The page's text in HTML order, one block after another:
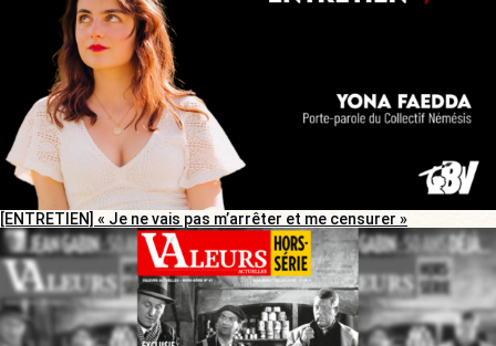
[ENTRETIEN] « Je ne vais pas m’arrêter et me censurer »